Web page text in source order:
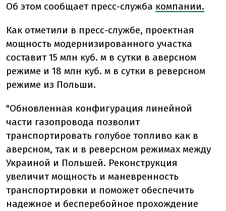
Об этом сообщает пресс-служба компании.
Как отметили в пресс-службе, проектная
мощность модернизированного участка
составит 15 млн куб. м в сутки в аверсном
режиме и 18 млн куб. м в сутки в реверсном
режиме из Польши.
"Обновленная конфигурация линейной
части газопровода позволит
транспортировать голубое топливо как в
аверсном, так и в реверсном режимах между
Украиной и Польшей. Реконструкция
увеличит мощность и маневренность
транспортировки и поможет обеспечить
надежное и бесперебойное прохождение